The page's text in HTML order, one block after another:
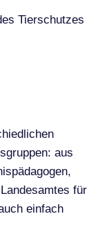
Tierschutzes
aus
für
einfach